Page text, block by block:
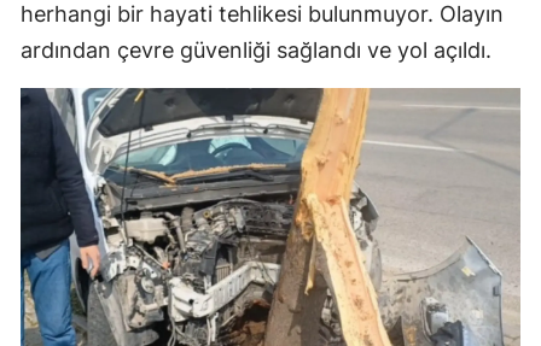
herhangi bir hayati tehlikesi bulunmuyor. Olayın
ardından çevre güvenliği sağlandı ve yol açıldı.